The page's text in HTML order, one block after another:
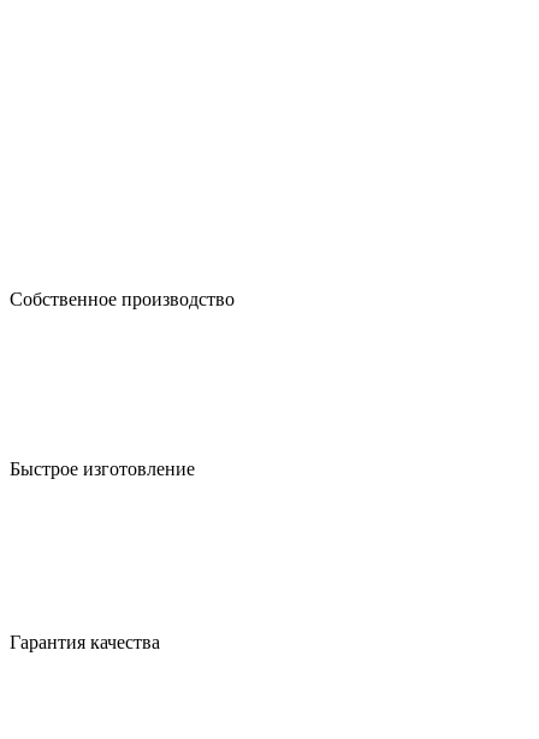
Собственное производство
Быстрое изготовление
Гарантия качества